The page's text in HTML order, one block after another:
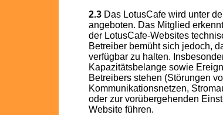
2.3 Das LotusCafe wird unter
angeboten. Das Mitglied
der LotusCafe-Websites
Betreiber bemüht sich jedoch,
verfügbar zu halten.
Kapazitätsbelange sowie
Betreibers stehen (Störungen
Kommunikationsnetzen,
oder zur vorübergehenden
Website führen.